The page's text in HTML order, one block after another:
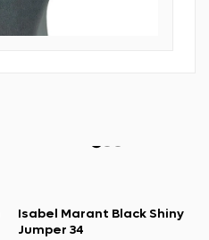
Isabel Marant Black Shiny
Jumper 34